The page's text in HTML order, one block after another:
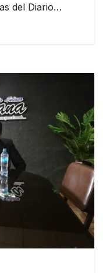
del Diario…